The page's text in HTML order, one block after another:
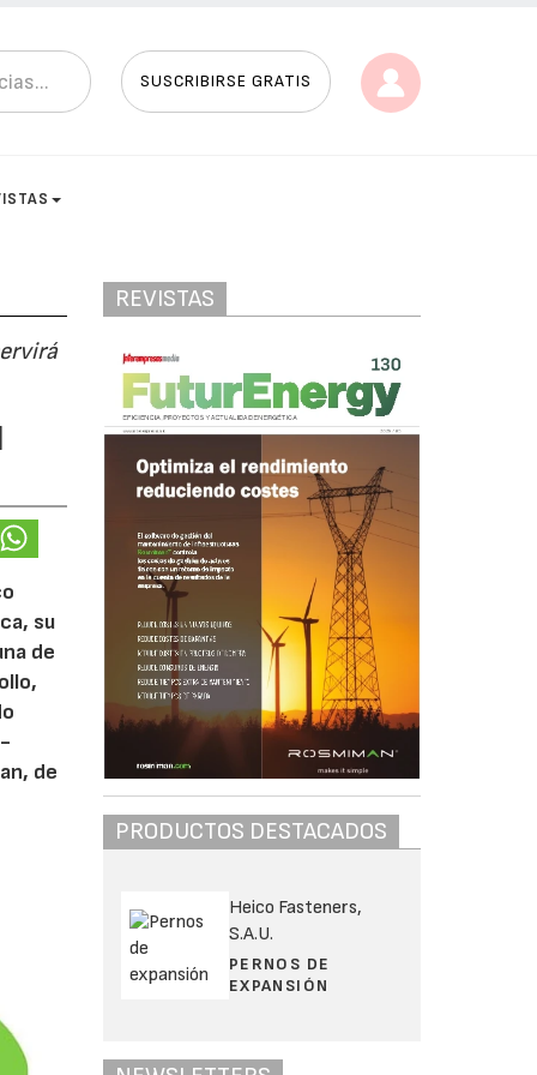
SUSCRIBIRSE GRATIS
su
de
de
REVISTAS
PRODUCTOS DESTACADOS
Heico Fasteners,
S.A.U.
PERNOS DE
EXPANSIÓN